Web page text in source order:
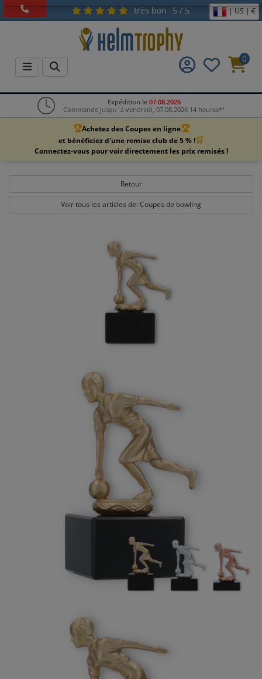
très bon 5 / 5 | US | €
0
Expédition le 07.08.2026
Commande jusqu´à vendredi, 07.08.2026 14 heures*¹
🏆Achetez des Coupes en ligne🏆
et bénéficiez d'une remise club de 5 % !🛒
Connectez-vous pour voir directement les prix remisés !
Retour
Voir tous les articles de: Coupes de bowling